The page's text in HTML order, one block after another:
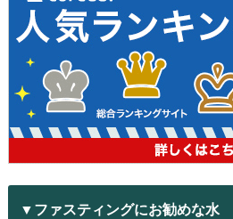
▼ファスティングにお勧めな水